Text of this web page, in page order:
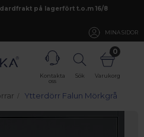
på lagerfört t.o.m 16/8
MINA SIDOR
Kontakta
oss
Sök
0
Varukorg
Ytterdörr Falun Mörkgrå